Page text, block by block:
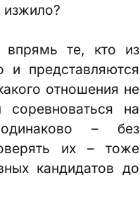
изжило?
те, кто из
и представляются
отношения не
на
– без
их – тоже
кандидатов до